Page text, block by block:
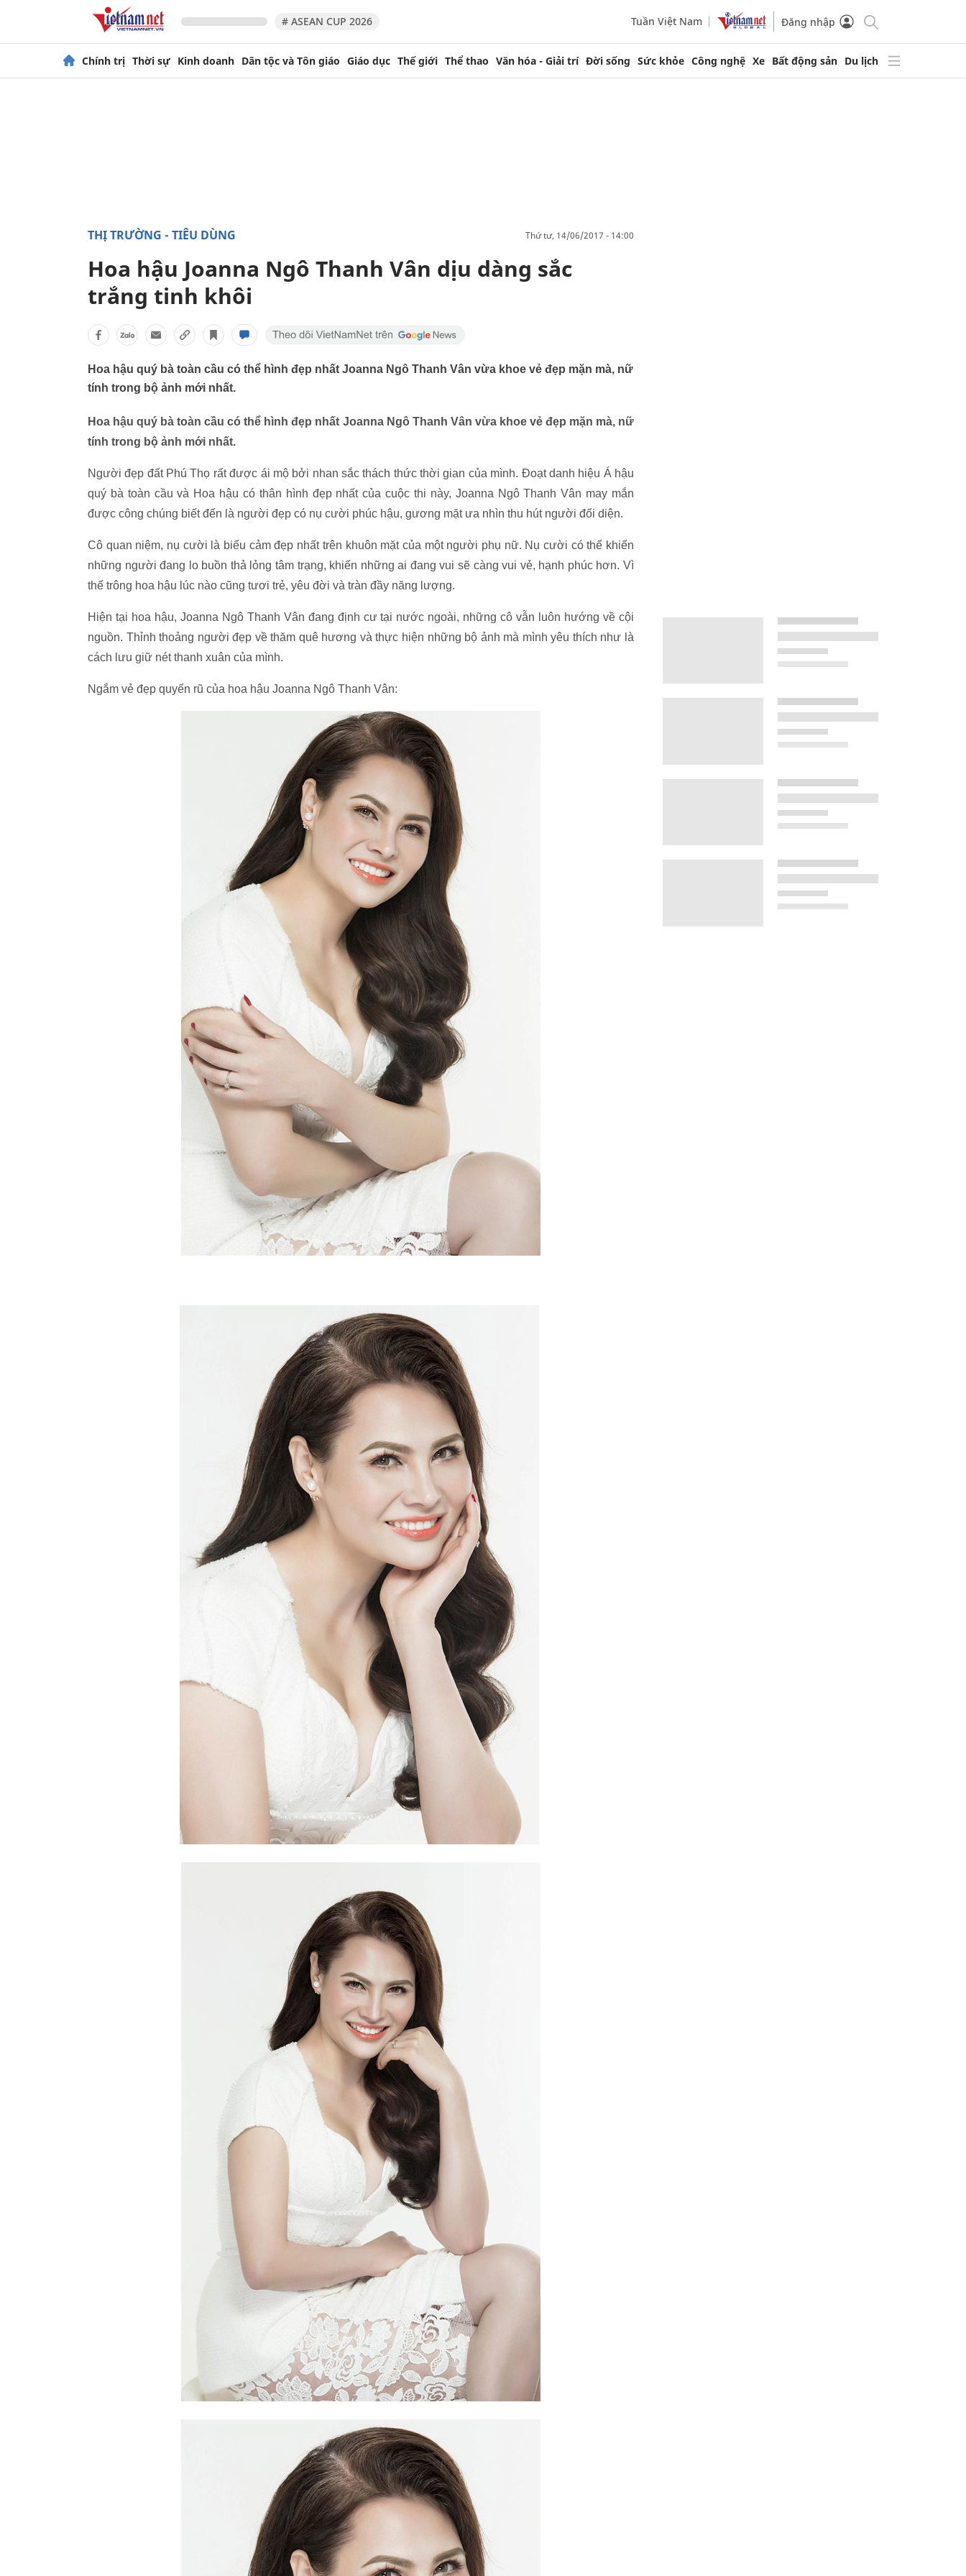
# ASEAN CUP 2026 Tuần Việt Nam Đăng nhập
Chính trị Thời sự Kinh doanh Dân tộc và Tôn giáo Giáo dục Thế giới Thể thao Văn hóa - Giải trí Đời sống Sức khỏe Công nghệ Xe Bất động sản Du lịch
THỊ TRƯỜNG - TIÊU DÙNG thứ tư, 14/06/2017 - 14:00
Hoa hậu Joanna Ngô Thanh Vân dịu dàng sắc
trắng tinh khôi
Hoa hậu quý bà toàn cầu có thể hình đẹp nhất Joanna Ngô Thanh Vân vừa khoe vẻ đẹp mặn mà, nữ
tính trong bộ ảnh mới nhất.
Hoa hậu quý bà toàn cầu có thể hình đẹp nhất Joanna Ngô Thanh Vân vừa khoe vẻ đẹp mặn mà, nữ
tính trong bộ ảnh mới nhất.
Người đẹp đất Phú Thọ rất được ái mộ bởi nhan sắc thách thức thời gian của mình. Đoạt danh hiệu Á hậu
quý bà toàn cầu và Hoa hậu có thân hình đẹp nhất của cuộc thi này, Joanna Ngô Thanh Vân may mắn
được công chúng biết đến là người đẹp có nụ cười phúc hậu, gương mặt ưa nhìn thu hút người đối diện.
Cô quan niệm, nụ cười là biểu cảm đẹp nhất trên khuôn mặt của một người phụ nữ. Nụ cười có thể khiến
những người đang lo buồn thả lỏng tâm trạng, khiến những ai đang vui sẽ càng vui vẻ, hạnh phúc hơn. Vì
thế trông hoa hậu lúc nào cũng tươi trẻ, yêu đời và tràn đầy năng lượng.
Hiện tại hoa hậu, Joanna Ngô Thanh Vân đang định cư tại nước ngoài, những cô vẫn luôn hướng về cội
nguồn. Thỉnh thoảng người đẹp về thăm quê hương và thực hiện những bộ ảnh mà mình yêu thích như là
cách lưu giữ nét thanh xuân của mình.
Ngắm vẻ đẹp quyến rũ của hoa hậu Joanna Ngô Thanh Vân: